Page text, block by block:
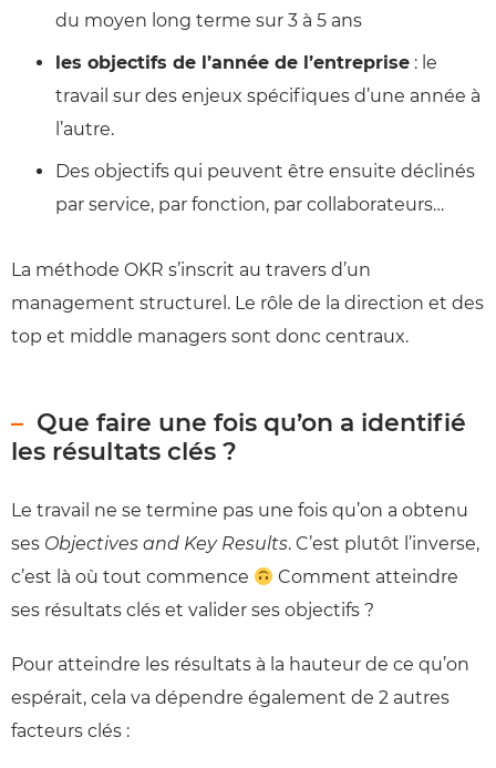
du moyen long terme sur 3 à 5 ans
les objectifs de l’année de l’entreprise : le
travail sur des enjeux spécifiques d’une année à
l’autre.
Des objectifs qui peuvent être ensuite déclinés
par service, par fonction, par collaborateurs…
La méthode OKR s’inscrit au travers d’un
management structurel. Le rôle de la direction et des
top et middle managers sont donc centraux.
Que faire une fois qu’on a identifié
les résultats clés ?
Le travail ne se termine pas une fois qu’on a obtenu
ses Objectives and Key Results. C’est plutôt l’inverse,
c’est là où tout commence
Comment atteindre
ses résultats clés et valider ses objectifs ?
Pour atteindre les résultats à la hauteur de ce qu’on
espérait, cela va dépendre également de 2 autres
facteurs clés :